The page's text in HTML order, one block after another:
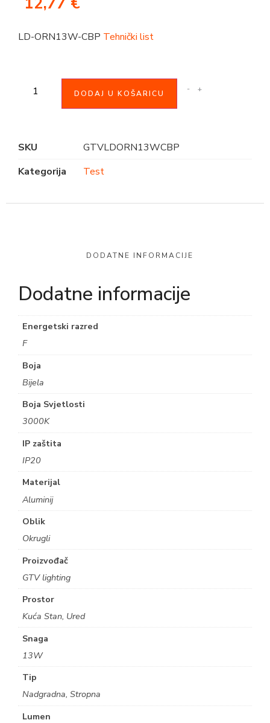
LD-ORN13W-CBP Tehnički list
- +
DODAJ U KOŠARICU
SKU
GTVLDORN13WCBP
Kategorija
Test
DODATNE INFORMACIJE
Dodatne informacije
Energetski razred
F
Boja
Bijela
Boja Svjetlosti
3000K
IP zaštita
IP20
Materijal
Aluminij
Oblik
Okrugli
Proizvođač
GTV lighting
Prostor
Kuća Stan, Ured
Snaga
13W
Tip
Nadgradna, Stropna
Lumen